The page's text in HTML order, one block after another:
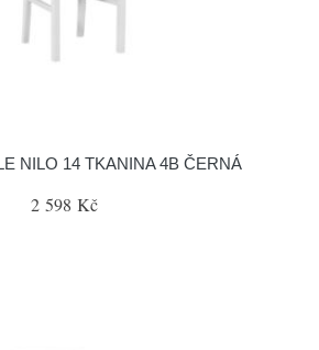
NILO 14 TKANINA 4B ČERNÁ
2 598 Kč